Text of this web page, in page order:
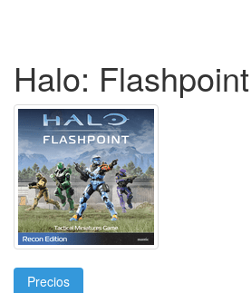
Halo: Flashpoint
Precios